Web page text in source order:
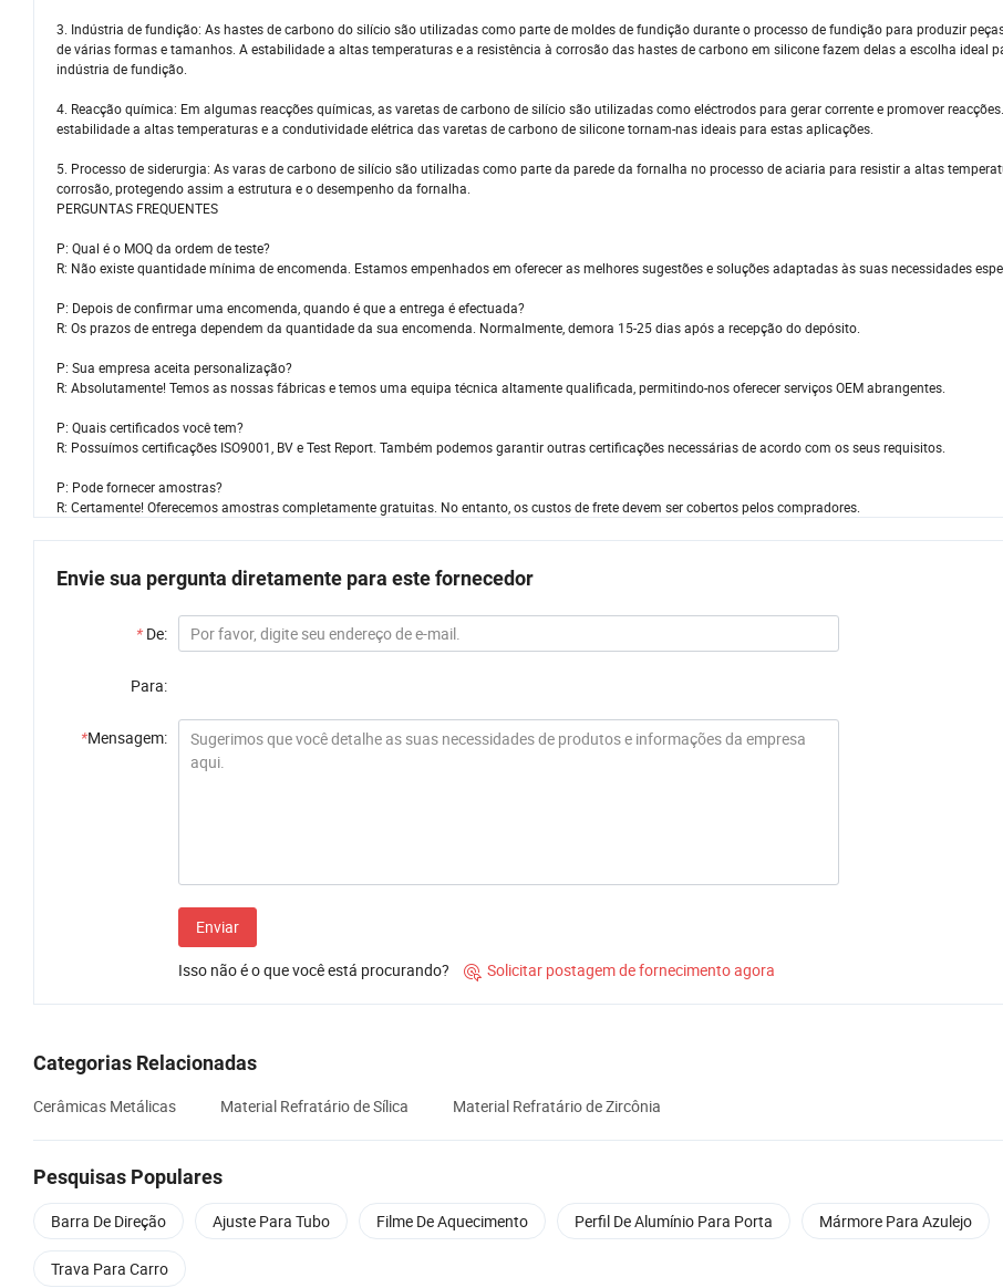
3. Indústria de fundição: As hastes de carbono do silício são utilizadas como parte de moldes de fundição durante o processo de fundição para produzir
de várias formas e tamanhos. A estabilidade a altas temperaturas e a resistência à corrosão das hastes de carbono em silicone fazem delas a escolha ideal
indústria de fundição.
4. Reacção química: Em algumas reacções químicas, as varetas de carbono de silício são utilizadas como eléctrodos para gerar corrente e promover
estabilidade a altas temperaturas e a condutividade elétrica das varetas de carbono de silicone tornam-nas ideais para estas aplicações.
5. Processo de siderurgia: As varas de carbono de silício são utilizadas como parte da parede da fornalha no processo de aciaria para resistir a altas
corrosão, protegendo assim a estrutura e o desempenho da fornalha.
PERGUNTAS FREQUENTES
P: Qual é o MOQ da ordem de teste?
R: Não existe quantidade mínima de encomenda. Estamos empenhados em oferecer as melhores sugestões e soluções adaptadas às suas necessidades
P: Depois de confirmar uma encomenda, quando é que a entrega é efectuada?
R: Os prazos de entrega dependem da quantidade da sua encomenda. Normalmente, demora 15-25 dias após a recepção do depósito.
P: Sua empresa aceita personalização?
R: Absolutamente! Temos as nossas fábricas e temos uma equipa técnica altamente qualificada, permitindo-nos oferecer serviços OEM abrangentes.
P: Quais certificados você tem?
R: Possuímos certificações ISO9001, BV e Test Report. Também podemos garantir outras certificações necessárias de acordo com os seus requisitos.
P: Pode fornecer amostras?
R: Certamente! Oferecemos amostras completamente gratuitas. No entanto, os custos de frete devem ser cobertos pelos compradores.
Envie sua pergunta diretamente para este fornecedor
* De:
Para:
*Mensagem:
Enviar
Isso não é o que você está procurando?  Solicitar postagem de fornecimento agora
Categorias Relacionadas
Cerâmicas Metálicas Material Refratário de Sílica Material Refratário de Zircônia
Pesquisas Populares
Barra De Direção Ajuste Para Tubo Filme De Aquecimento Perfil De Alumínio Para Porta Mármore Para Azulejo
Trava Para Carro